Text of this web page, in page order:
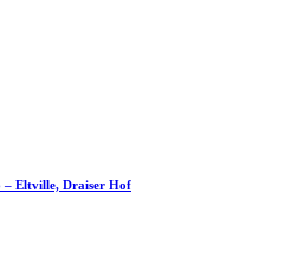
– Eltville, Draiser Hof